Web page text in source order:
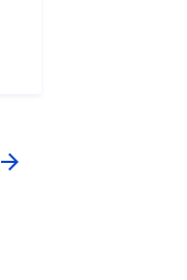
arrow_forward